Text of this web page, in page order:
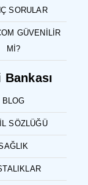
SORULAR
GÜVENILIR
MI?
BLOG
SÖZLÜĞÜ